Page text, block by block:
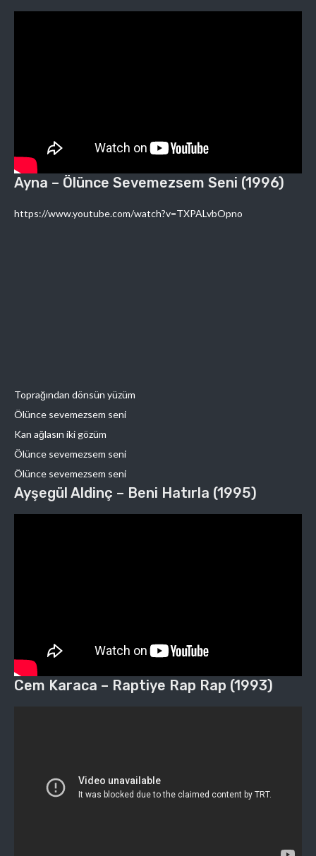
Ayna – Ölünce Sevemezsem Seni (1996)
https://www.youtube.com/watch?v=TXPALvbOpno
Toprağından dönsün yüzüm
Ölünce sevemezsem seni
Kan ağlasın iki gözüm
Ölünce sevemezsem seni
Ölünce sevemezsem seni
Ayşegül Aldinç – Beni Hatırla (1995)
Cem Karaca – Raptiye Rap Rap (1993)